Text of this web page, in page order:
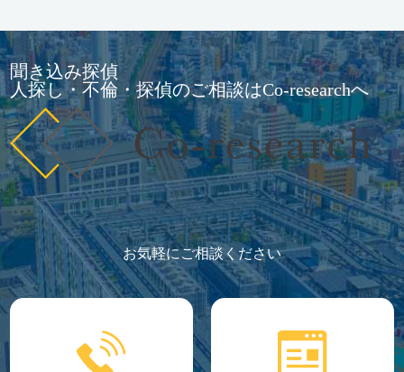
聞き込み探偵
人探し・不倫・探偵のご相談はCo-researchへ
お気軽にご相談ください